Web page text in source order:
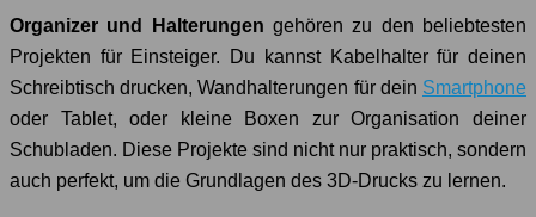
Organizer und Halterungen gehören zu den beliebtesten
Projekten für Einsteiger. Du kannst Kabelhalter für deinen
Schreibtisch drucken, Wandhalterungen für dein Smartphone
oder Tablet, oder kleine Boxen zur Organisation deiner
Schubladen. Diese Projekte sind nicht nur praktisch, sondern
auch perfekt, um die Grundlagen des 3D-Drucks zu lernen.